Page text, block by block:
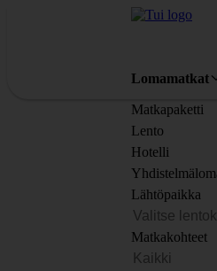
Lomamatkat
Matkapaketti
Lento
Hotelli
Lähtöpaikka
Matkakohteet